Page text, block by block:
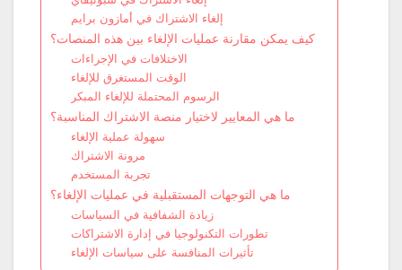
إلغاء الاشتراك في أمازون برايم
كيف يمكن مقارنة عمليات الإلغاء بين هذه المنصات؟
الاختلافات في الإجراءات
الوقت المستغرق للإلغاء
الرسوم المحتملة للإلغاء المبكر
ما هي المعايير لاختيار منصة الاشتراك المناسبة؟
سهولة عملية الإلغاء
مرونة الاشتراك
تجربة المستخدم
ما هي التوجهات المستقبلية في عمليات الإلغاء؟
زيادة الشفافية في السياسات
تطورات التكنولوجيا في إدارة الاشتراكات
تأثيرات المنافسة على سياسات الإلغاء